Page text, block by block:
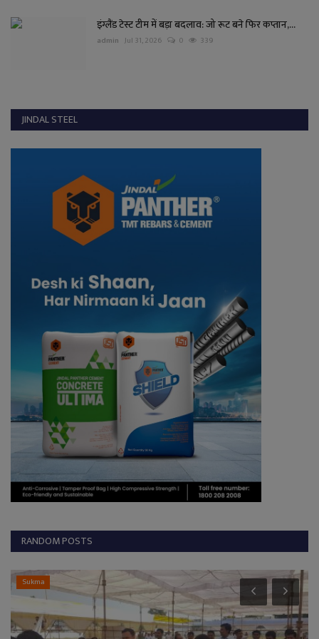
इंग्लैंड टेस्ट टीम में बड़ा बदलाव: जो रूट बने फिर कप्तान,...
admin Jul 31, 2026 0 339
JINDAL STEEL
RANDOM POSTS
Surajpur